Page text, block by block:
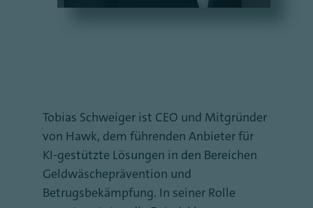
Tobias Schweiger ist CEO und Mitgründer
von Hawk, dem führenden Anbieter für
KI-gestützte Lösungen in den Bereichen
Geldwäscheprävention und
Betrugsbekämpfung. In seiner Rolle